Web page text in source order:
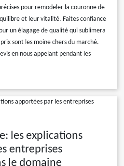
pour remodeler la couronne de
et leur vitalité. Faites confiance
un élagage de qualité qui sublimera
sont les moine chers du marché.
en nous appelant pendant les
les explications
entreprises
le domaine